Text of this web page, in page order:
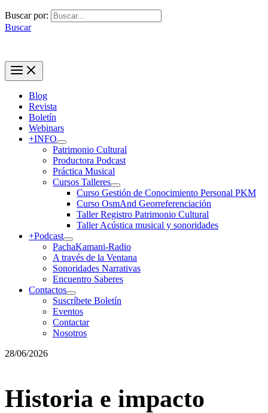
Buscar por:
Buscar
Blog
Revista
Boletín
Webinars
+INFO
Patrimonio Cultural
Productora Podcast
Práctica Musical
Cursos Talleres
Curso Gestión de Conocimiento Personal PKM
Curso OsmAnd Georreferenciación
Taller Registro Patrimonio Cultural
Taller Acústica musical y sonoridades
+Podcast
PachaKamani-Radio
A través de la Ventana
Sonoridades Narrativas
Encuentro Saberes
Contactos
Suscríbete Boletín
Eventos
Contactar
Nosotros
28/06/2026
Historia e impacto